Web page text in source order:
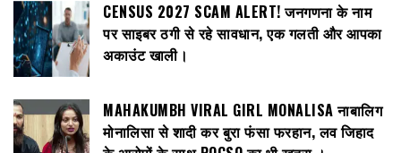
CENSUS 2027 SCAM ALERT! जनगणना के नाम
पर साइबर ठगी से रहे सावधान, एक गलती और आपका
अकाउंट खाली।
MAHAKUMBH VIRAL GIRL MONALISA नाबालिग
मोनालिसा से शादी कर बुरा फंसा फरहान, लव जिहाद